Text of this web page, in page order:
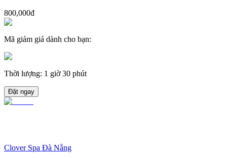
800,000đ
Mã giảm giá dành cho bạn:
Thời lượng: 1 giờ 30 phút
Đặt ngay
Clover Spa Đà Nẵng